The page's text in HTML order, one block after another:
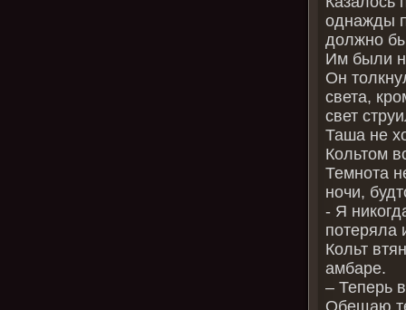
однажды
должно
Им были
Он
света,
свет
Таша не
Кольтом
Темнота
ночи,
- Я
потеряла
Кольт
амбаре.
– Теперь
Обещаю